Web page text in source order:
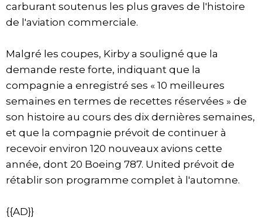
carburant soutenus les plus graves de l'histoire
de l'aviation commerciale.
Malgré les coupes, Kirby a souligné que la
demande reste forte, indiquant que la
compagnie a enregistré ses « 10 meilleures
semaines en termes de recettes réservées » de
son histoire au cours des dix dernières semaines,
et que la compagnie prévoit de continuer à
recevoir environ 120 nouveaux avions cette
année, dont 20 Boeing 787. United prévoit de
rétablir son programme complet à l'automne.
{{AD}}